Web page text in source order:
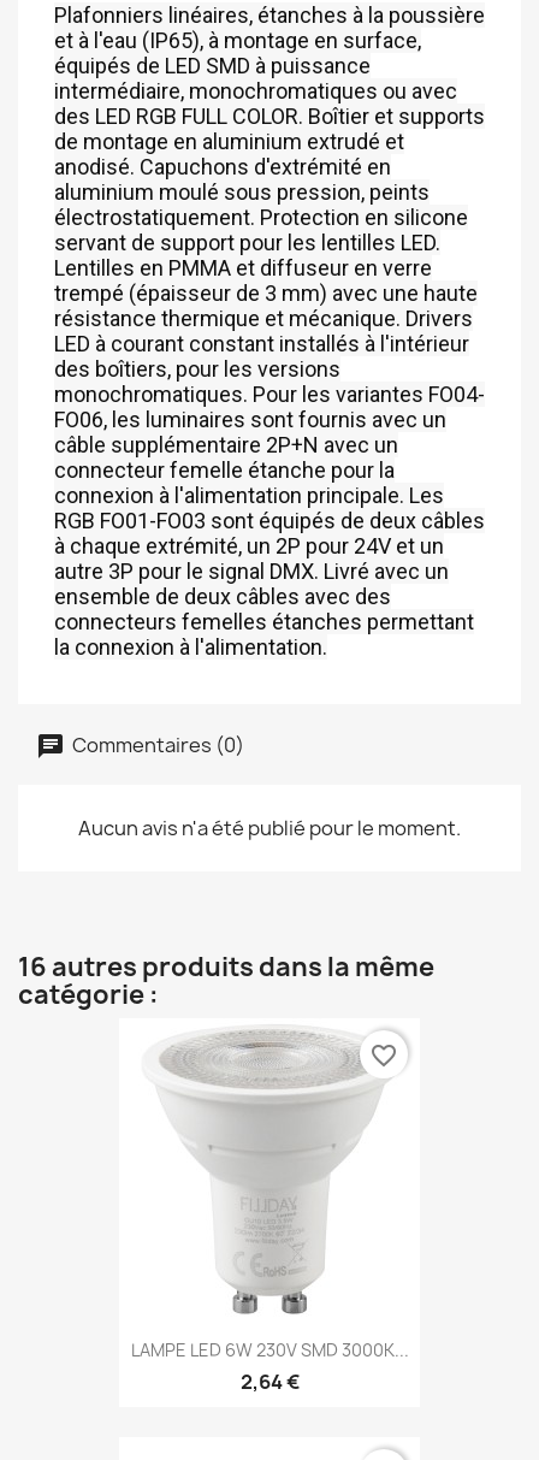
Plafonniers linéaires, étanches à la poussière
et à l'eau (IP65), à montage en surface,
équipés de LED SMD à puissance
intermédiaire, monochromatiques ou avec
des LED RGB FULL COLOR. Boîtier et supports
de montage en aluminium extrudé et
anodisé. Capuchons d'extrémité en
aluminium moulé sous pression, peints
électrostatiquement. Protection en silicone
servant de support pour les lentilles LED.
Lentilles en PMMA et diffuseur en verre
trempé (épaisseur de 3 mm) avec une haute
résistance thermique et mécanique. Drivers
LED à courant constant installés à l'intérieur
des boîtiers, pour les versions
monochromatiques. Pour les variantes FO04-
FO06, les luminaires sont fournis avec un
câble supplémentaire 2P+N avec un
connecteur femelle étanche pour la
connexion à l'alimentation principale. Les
RGB FO01-FO03 sont équipés de deux câbles
à chaque extrémité, un 2P pour 24V et un
autre 3P pour le signal DMX. Livré avec un
ensemble de deux câbles avec des
connecteurs femelles étanches permettant
la connexion à l'alimentation.
Commentaires (0)
Aucun avis n'a été publié pour le moment.
16 autres produits dans la même
catégorie :
LAMPE LED 6W 230V SMD 3000K...
2,64 €
favorite_border